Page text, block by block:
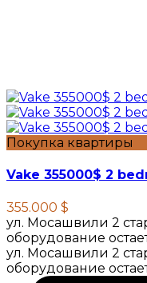
Покупка квартиры
Vake 355000$ 2
355.000 $
ул. Мосашвили 2
оборудование
ул. Мосашвили 2
оборудование